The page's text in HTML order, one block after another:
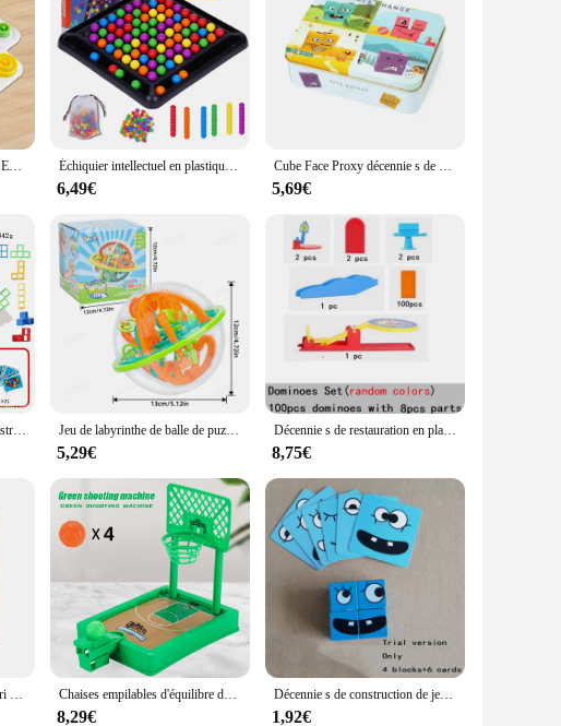
Jeu de Piège Montessori pour Enfant de 3 ans et Plus, Jouet de Société Interactif pour la Famille, ixÉducative, Cadeau de Noël pour Garçon Échiquier intellectuel en plastique, jouet parent-enfant, boule arc-en-ciel, jouets assortis, puzzle d'interaction, jeu de cerveau intelligent
6,49€
Cube Face Proxy décennie s de construction, Jeu de société, Puzzle en bois, Expression Montessori, Blocos en bois pour enfants, Jeu de table de combat
5,69€
Tetra Tower-décennie s de construction empilables pour enfants, jeu de société pour adultes, jeu d'équipe familial, cadeaux pour enfants, 48-64 pièces Jeu de labyrinthe de balle de puzzle 3D pour enfants, piste de boule d'acier, jouets de cerveau, 100 obstacles, garçons, filles, cadeaux d'anniversaire
5,29€
Décennie s de restauration en plastique pour enfants, jouets de train, jeux d'avion, cadeau de Noël pour garçons et filles, 100 pièces
8,75€
Puzzle explorez ecs Montessori XO pour enfants, puzzle 3D géométrique saillant, jeux de société pour enfants, jouets en bois Chaises empilables d'équilibre de jouet de jeu de société de famille pour des enfants, chaise délibérément de tabouret, affaire de singe
8,29€
Décennie s de construction de jeu de carte de cube de visage proxy, puzzle en bois de bande dessinée, jouets d'instituts souligné d'anlande Montessori pour des enfants
1,92€